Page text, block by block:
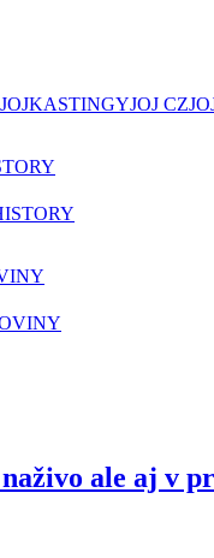
KASTINGYJOJ CZ
ale aj v